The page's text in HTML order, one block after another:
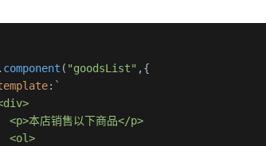
component ( "goodsList" ,{
: `
<p>本店销售以下商品</p>
<ol>